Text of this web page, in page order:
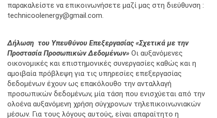
παρακαλείστε να επικοινωνήσετε μαζί μας στη διεύθυνση :
technicoolenergy@gmail.com.
Δήλωση του Υπευθύνου Επεξεργασίας«Σχετικά με την
Προστασία Προσωπικών Δεδομένων» Οι αυξανόμενες
οικονομικές και επιστημονικές συνεργασίες καθώς και η
αμοιβαία πρόβλεψη για τις υπηρεσίες επεξεργασίας
δεδομένων έχουν ως επακόλουθο την ανταλλαγή
προσωπικών δεδομένων, μία τάση που ενισχύεται από την
ολοένα αυξανόμενη χρήση σύγχρονων τηλεπικοινωνιακών
μέσων. Για τους λόγους αυτούς, είναι απαραίτητο η